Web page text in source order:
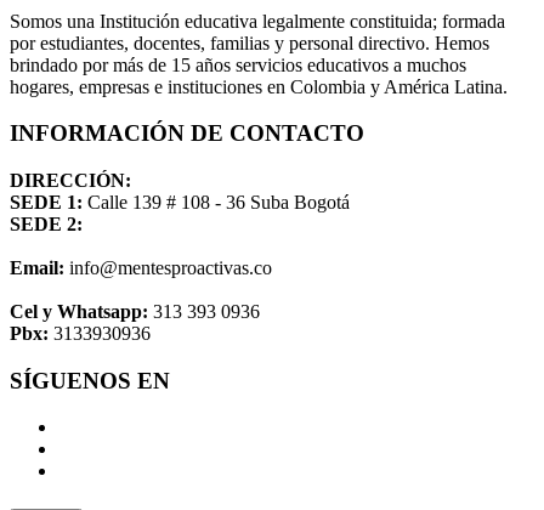
Somos una Institución educativa legalmente constituida; formada
por estudiantes, docentes, familias y personal directivo. Hemos
brindado por más de 15 años servicios educativos a muchos
hogares, empresas e instituciones en Colombia y América Latina.
INFORMACIÓN DE CONTACTO
DIRECCIÓN:
SEDE 1: Calle 139 # 108 - 36 Suba Bogotá
SEDE 2:
Email: info@mentesproactivas.co
Cel y Whatsapp: 313 393 0936
Pbx: 3133930936
SÍGUENOS EN